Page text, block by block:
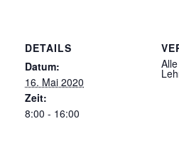
DETAILS
Datum:
16. Mai 2020
Zeit:
8:00 - 16:00